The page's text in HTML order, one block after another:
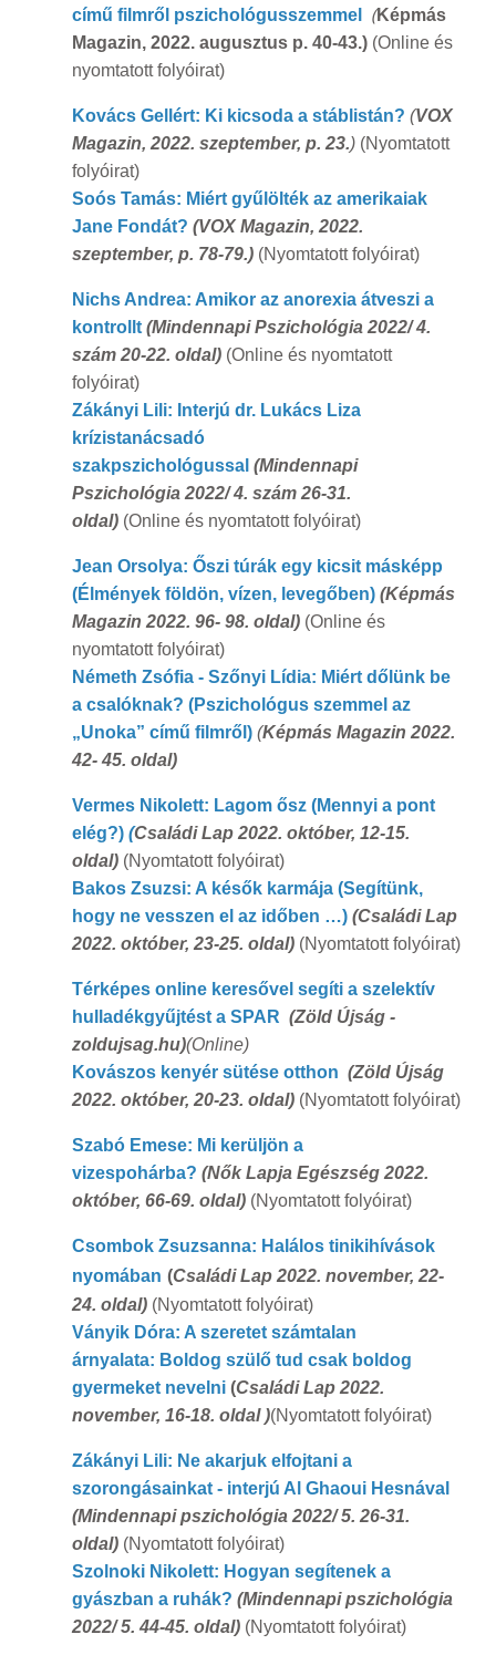
című filmről pszichológusszemmel
(Képmás
Magazin, 2022. augusztus p. 40-43.) (Online és
nyomtatott folyóirat)
Kovács Gellért: Ki kicsoda a stáblistán? (VOX
Magazin, 2022. szeptember, p. 23.) (Nyomtatott
folyóirat)
Soós Tamás: Miért gyűlölték az amerikaiak
Jane Fondát? (VOX Magazin, 2022.
szeptember, p. 78-79.) (Nyomtatott folyóirat)
Nichs Andrea: Amikor az anorexia átveszi a
kontrollt (Mindennapi Pszichológia 2022/ 4.
szám 20-22. oldal) (Online és nyomtatott
folyóirat)
Zákányi Lili: Interjú dr. Lukács Liza
krízistanácsadó
szakpszichológussal (Mindennapi
Pszichológia 2022/ 4. szám 26-31.
oldal) (Online és nyomtatott folyóirat)
Jean Orsolya: Őszi túrák egy kicsit másképp
(Élmények földön, vízen, levegőben) (Képmás
Magazin 2022. 96- 98. oldal) (Online és
nyomtatott folyóirat)
Németh Zsófia - Szőnyi Lídia: Miért dőlünk be
a csalóknak? (Pszichológus szemmel az
„Unoka” című filmről) (Képmás Magazin 2022.
42- 45. oldal)
Vermes Nikolett: Lagom ősz (Mennyi a pont
elég?) (Családi Lap 2022. október, 12-15.
oldal) (Nyomtatott folyóirat)
Bakos Zsuzsi: A késők karmája (Segítünk,
hogy ne vesszen el az időben …) (Családi Lap
2022. október, 23-25. oldal) (Nyomtatott folyóirat)
Térképes online keresővel segíti a szelektív
hulladékgyűjtést a SPAR (Zöld Újság -
zoldujsag.hu)(Online)
Kovászos kenyér sütése otthon (Zöld Újság
2022. október, 20-23. oldal) (Nyomtatott folyóirat)
Szabó Emese: Mi kerüljön a
vizespohárba? (Nők Lapja Egészség 2022.
október, 66-69. oldal) (Nyomtatott folyóirat)
Csombok Zsuzsanna: Halálos tinikihívások
nyomában (Családi Lap 2022. november, 22-
24. oldal) (Nyomtatott folyóirat)
Ványik Dóra: A szeretet számtalan
árnyalata: Boldog szülő tud csak boldog
gyermeket nevelni (Családi Lap 2022.
november, 16-18. oldal )(Nyomtatott folyóirat)
Zákányi Lili: Ne akarjuk elfojtani a
szorongásainkat - interjú Al Ghaoui Hesnával
(Mindennapi pszichológia 2022/ 5. 26-31.
oldal) (Nyomtatott folyóirat)
Szolnoki Nikolett: Hogyan segítenek a
gyászban a ruhák? (Mindennapi pszichológia
2022/ 5. 44-45. oldal) (Nyomtatott folyóirat)